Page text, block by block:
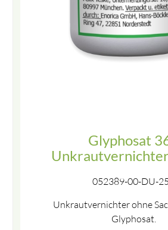
Glyphosat
052389-00-DU-
Unkrautvernichter ohne
Glyphosat.